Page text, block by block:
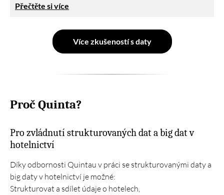
Přečtěte si více
Více zkušeností s daty
Proč Quinta?
Pro zvládnutí strukturovaných dat a big dat v
hotelnictví
Díky odbornosti Quintau v práci se strukturovanými daty a
big daty v hotelnictví je možné:
Strukturovat a sdílet údaje o hotelech,